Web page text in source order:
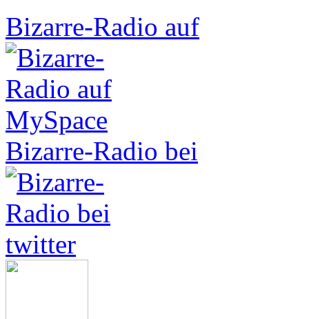
Bizarre-Radio auf
Bizarre-Radio bei